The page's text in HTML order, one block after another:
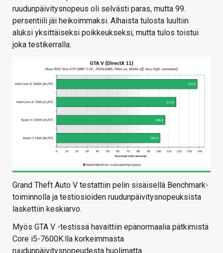
ruudunpäivitysnopeus oli selvästi paras, mutta 99.
persentiili jäi heikoimmaksi. Alhaista tulosta luultiin
aluksi yksittäiseksi poikkeukseksi, mutta tulos toistui
joka testikerralla.
Grand Theft Auto V testattiin pelin sisäisellä Benchmark-
toiminnolla ja testiosioiden ruudunpäivitysnopeuksista
laskettiin keskiarvo.
Myös GTA V -testissä havaittiin epänormaalia pätkimistä
Core i5-7600K:lla korkeimmasta
ruudunpäivitysnopeudesta huolimatta.